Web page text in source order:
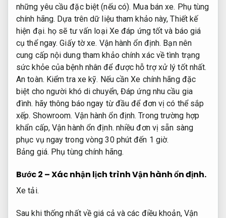
những yêu cầu đặc biệt (nếu có). Mua bán xe. Phụ tùng
chính hãng. Dựa trên dữ liệu tham khảo này,Thiết kế
hiện đại. họ sẽ tư vấn loại Xe đáp ứng tốt và báo giá
cụ thể ngay.Giấy tờ xe. Vận hành ổn định. Bạn nên
cung cấp nội dung tham khảo chính xác về tình trạng
sức khỏe của bệnh nhân để được hỗ trợ xử lý tốt nhất.
An toàn. Kiểm tra xe kỹ. Nếu cần Xe chính hãng đặc
biệt cho người khó di chuyển, Đáp ứng nhu cầu gia
đình. hãy thông báo ngay từ đầu để đơn vị có thể sắp
xếp. Showroom. Vận hành ổn định. Trong trường hợp
khẩn cấp,Vận hành ổn định. nhiều đơn vị sẵn sàng
phục vụ ngay trong vòng 30 phút đến 1 giờ.
Bảng giá. Phụ tùng chính hãng.
Bước 2 – Xác nhận lịch trìnhVận hành ổn định.
Xe tải.
Sau khi thống nhất về giá cả và các điều khoản, Vận